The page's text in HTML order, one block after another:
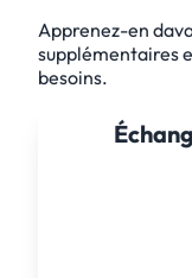
Apprenez-en
supplémentaires
besoins.